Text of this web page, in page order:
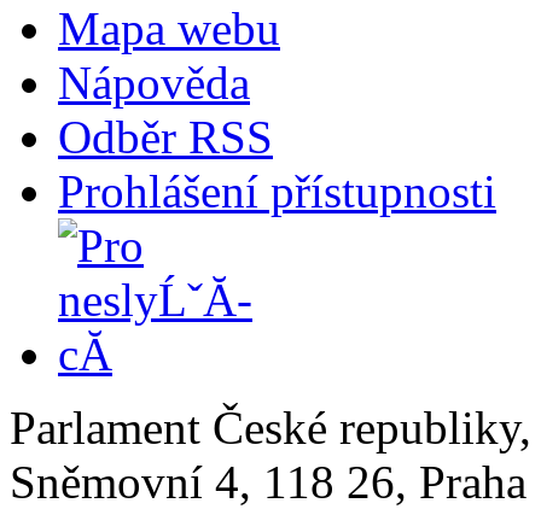
Mapa webu
Nápověda
Odběr RSS
Prohlášení přístupnosti
Parlament České
Sněmovní 4, 118 26,